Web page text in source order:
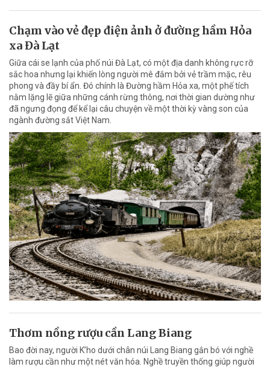
Chạm vào vẻ đẹp điện ảnh ở đường hầm Hỏa
xa Đà Lạt
Giữa cái se lạnh của phố núi Đà Lạt, có một địa danh không rực rỡ
sắc hoa nhưng lại khiến lòng người mê đắm bởi vẻ trầm mặc, rêu
phong và đầy bí ẩn. Đó chính là Đường hầm Hỏa xa, một phế tích
nằm lặng lẽ giữa những cánh rừng thông, nơi thời gian dường như
đã ngưng đọng để kể lại câu chuyện về một thời kỳ vàng son của
ngành đường sắt Việt Nam.
Thơm nồng rượu cần Lang Biang
Bao đời nay, người K’ho dưới chân núi Lang Biang gắn bó với nghề
làm rượu cần như một nét văn hóa. Nghề truyền thống giúp người